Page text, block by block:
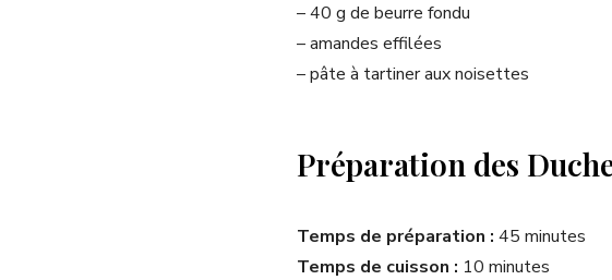
– 40 g de beurre fondu
– amandes effilées
– pâte à tartiner aux noisettes
Préparation des
Temps de préparation : 45 minutes
Temps de cuisson : 10 minutes